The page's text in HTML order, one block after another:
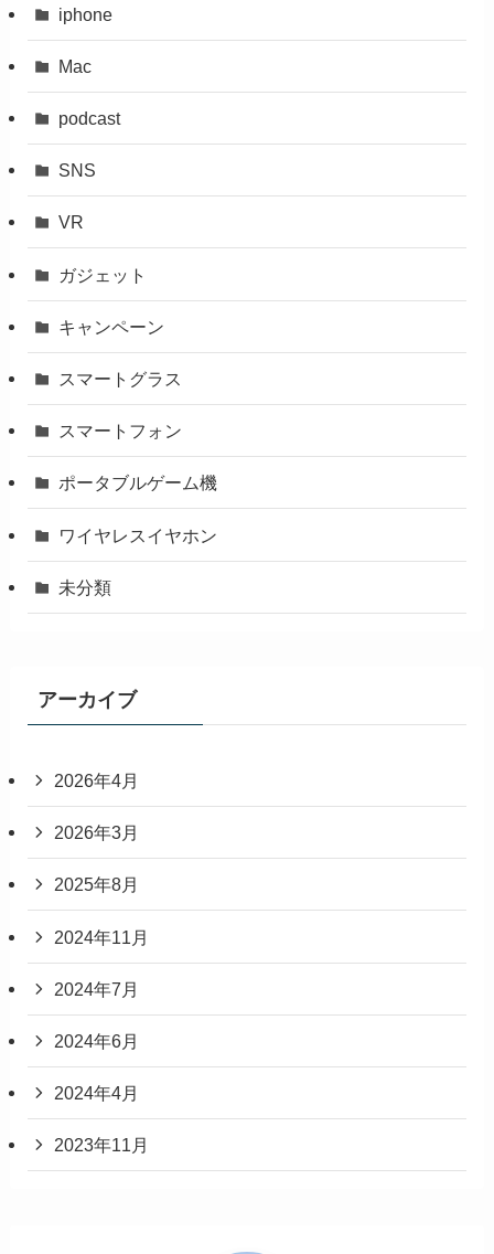
iphone
Mac
podcast
SNS
VR
ガジェット
キャンペーン
スマートグラス
スマートフォン
ポータブルゲーム機
ワイヤレスイヤホン
未分類
アーカイブ
2026年4月
2026年3月
2025年8月
2024年11月
2024年7月
2024年6月
2024年4月
2023年11月